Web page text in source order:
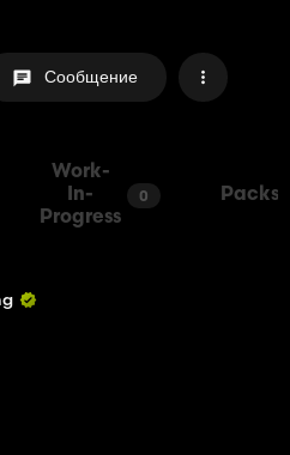
Сообщение
Work-
In-
Progress
0 Packs